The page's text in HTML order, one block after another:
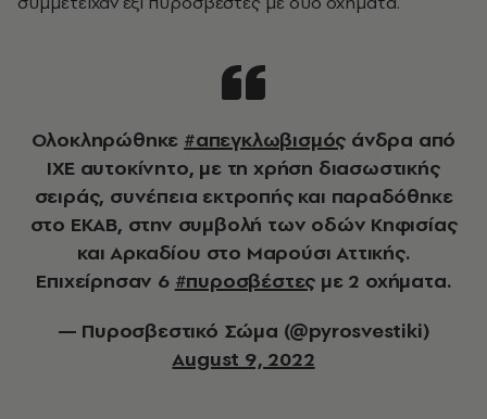
Ολοκληρώθηκε #απεγκλωβισμός άνδρα από
ΙΧΕ αυτοκίνητο, με τη χρήση διασωστικής
σειράς, συνέπεια εκτροπής και παραδόθηκε
στο ΕΚΑΒ, στην συμβολή των οδών Κηφισίας
και Αρκαδίου στο Μαρούσι Αττικής.
Επιχείρησαν 6 #πυροσβέστες με 2 οχήματα.
— Πυροσβεστικό Σώμα (@pyrosvestiki)
August 9, 2022